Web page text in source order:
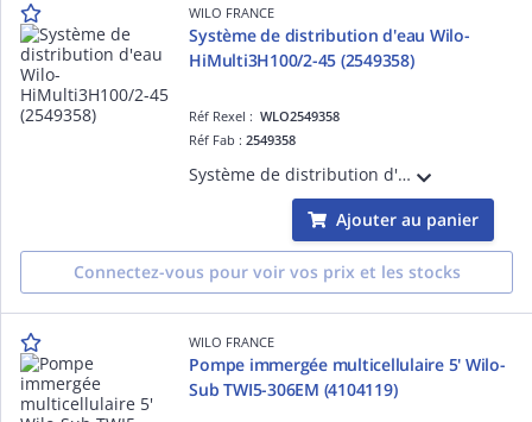
WILO FRANCE
Système de distribution d'eau Wilo-
HiMulti3H100/2-45 (2549358)
Réf Rexel :WLO2549358
Réf Fab :2549358
Système de distribution d'eau Wilo-HiMulti3H100/2-45 avec réservoir sous pression à membrane et pompe non auto-amorçante. (2549358)
Ajouter au panier
Connectez-vous pour voir vos prix et les stocks
WILO FRANCE
Pompe immergée multicellulaire 5' Wilo-
Sub TWI5-306EM (4104119)